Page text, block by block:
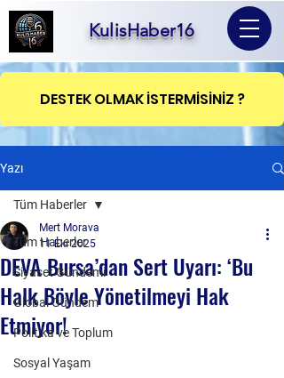
KulisHaber16
DESTEK OLMAK İSTERMİSİNİZ ?
Yazı
Tüm Haberler
Siyaset Gündemi
Global Gündem
Politika ve Toplum
Sosyal Yaşam
Tüm Haberler
DEVA Bursa’dan Sert Uyarı: ‘Bu
Halk Böyle Yönetilmeyi Hak
Etmiyor!
Mert Morava
11 Eki 2025